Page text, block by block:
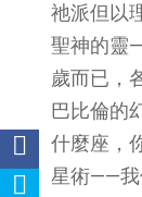
祂派但以
聖神的靈
歲而已，
巴比倫的
什麼座，
星術——我